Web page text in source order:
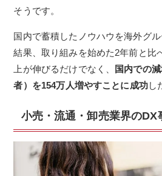
そうです。
国内で蓄積したノウハウを海外グ
結果、取り組みを始めた2年前と比
上が伸びるだけでなく、
国内での
者）を154万人増やすことに成功し
小売・流通・卸売業界のDX